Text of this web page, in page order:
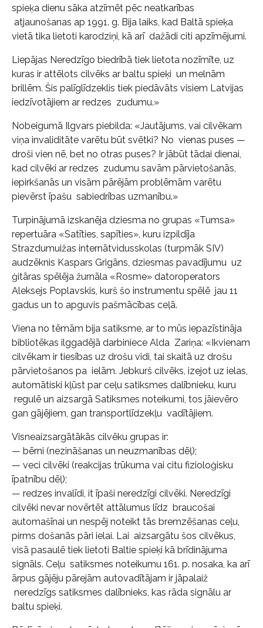
spieķa dienu sāka atzīmēt pēc neatkarības
atjaunošanas ap 1991. g. Bija laiks, kad Baltā spieķa
vietā tika lietoti karodziņi, kā arī dažādi citi apzīmējumi.
Liepājas Neredzīgo biedrībā tiek lietota nozīmīte, uz
kuras ir attēlots cilvēks ar baltu spieķi un melnām
brillēm. Šis palīglīdzeklis tiek piedāvāts visiem Latvijas
iedzīvotājiem ar redzes zudumu.»
Nobeigumā Ilgvars piebilda: «Jautājums, vai cilvēkam
viņa invaliditāte varētu būt svētki? No vienas puses —
droši vien nē, bet no otras puses? Ir jābūt tādai dienai,
kad cilvēki ar redzes zudumu savām pārvietošanās,
iepirkšanās un visām pārējām problēmām varētu
pievērst īpašu sabiedrības uzmanību.»
Turpinājumā izskanēja dziesma no grupas «Tumsa»
repertuāra «Satīties, sapīties», kuru izpildīja
Strazdumuižas internātvidusskolas (turpmāk SIV)
audzēknis Kaspars Grigāns, dziesmas pavadījumu uz
ģitāras spēlēja žurnāla «Rosme» datoroperators
Aleksejs Poplavskis, kurš šo instrumentu spēlē jau 11
gadus un to apguvis pašmācības ceļā.
Viena no tēmām bija satiksme, ar to mūs iepazīstināja
bibliotēkas ilggadējā darbiniece Alda Zariņa: «Ikvienam
cilvēkam ir tiesības uz drošu vidi, tai skaitā uz drošu
pārvietošanos pa ielām. Jebkurš cilvēks, izejot uz ielas,
automātiski kļūst par ceļu satiksmes dalībnieku, kuru
regulē un aizsargā Satiksmes noteikumi, tos jāievēro
gan gājējiem, gan transportlīdzekļu vadītājiem.
Visneaizsargātākās cilvēku grupas ir:
— bērni (nezināšanas un neuzmanības dēļ);
— veci cilvēki (reakcijas trūkuma vai citu fizioloģisku
īpatnību dēļ);
— redzes invalīdi, it īpaši neredzīgi cilvēki. Neredzīgi
cilvēki nevar novērtēt attālumus līdz braucošai
automašīnai un nespēj noteikt tās bremzēšanas ceļu,
pirms došanās pāri ielai. Lai aizsargātu šos cilvēkus,
visā pasaulē tiek lietoti Baltie spieķi kā brīdinājuma
signāls. Ceļu satiksmes noteikumu 161. p. nosaka, ka arī
ārpus gājēju pārejām autovadītājam ir jāpalaiž
neredzīgs satiksmes dalībnieks, kas rāda signālu ar
baltu spieķi.